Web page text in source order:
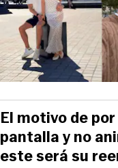
El motivo de
pantalla y no
este será su